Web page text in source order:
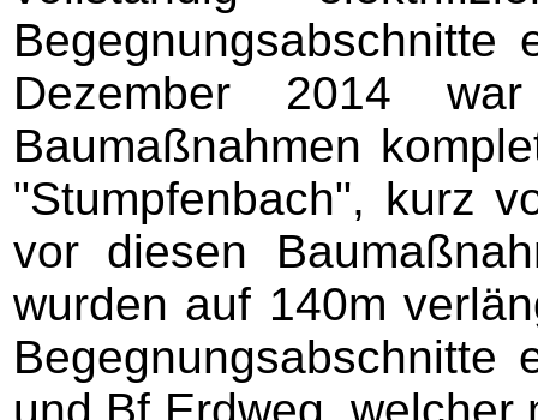
Dezember 2014
Baumaßnahmen
"Stumpfenbach", kurz
vor diesen
wurden auf 140m
Begegnungsabschnitte